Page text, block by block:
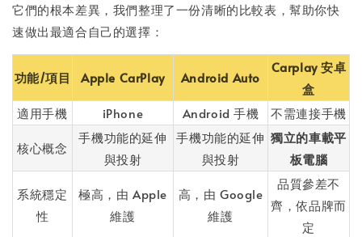
它們的根本差異，我們整理了一份清晰的比較表，幫助你快
速做出最適合自己的選擇：
功能/項目 Apple CarPlay Android Auto
Carplay 安卓
盒
適用手機
iPhone Android 手機 不需連接手機
核心概念
手機功能的延伸
與投射
手機功能的延伸
與投射
獨立的車載平
板電腦
系統穩定
性
極高，由 Apple
維護
高，由 Google
維護
品質參差不
齊，依品牌而
定